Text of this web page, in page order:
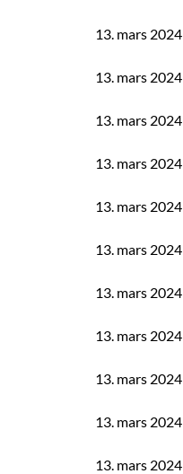
13. mars 2024
13. mars 2024
13. mars 2024
13. mars 2024
13. mars 2024
13. mars 2024
13. mars 2024
13. mars 2024
13. mars 2024
13. mars 2024
13. mars 2024